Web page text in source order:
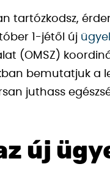
tartózkodsz,
1-jétől új
(OMSZ)
bemutatjuk a
juthass
új